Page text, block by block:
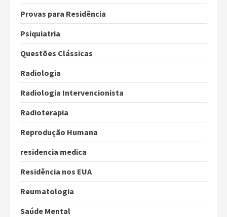
Provas para Residência
Psiquiatria
Questões Clássicas
Radiologia
Radiologia Intervencionista
Radioterapia
Reprodução Humana
residencia medica
Residência nos EUA
Reumatologia
Saúde Mental